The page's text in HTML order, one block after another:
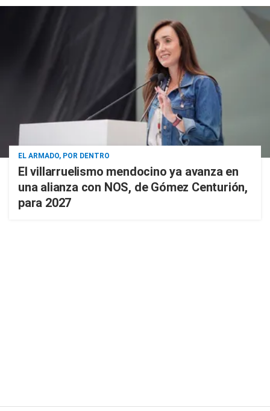
EL ARMADO, POR DENTRO
El villarruelismo mendocino ya avanza en
una alianza con NOS, de Gómez Centurión,
para 2027